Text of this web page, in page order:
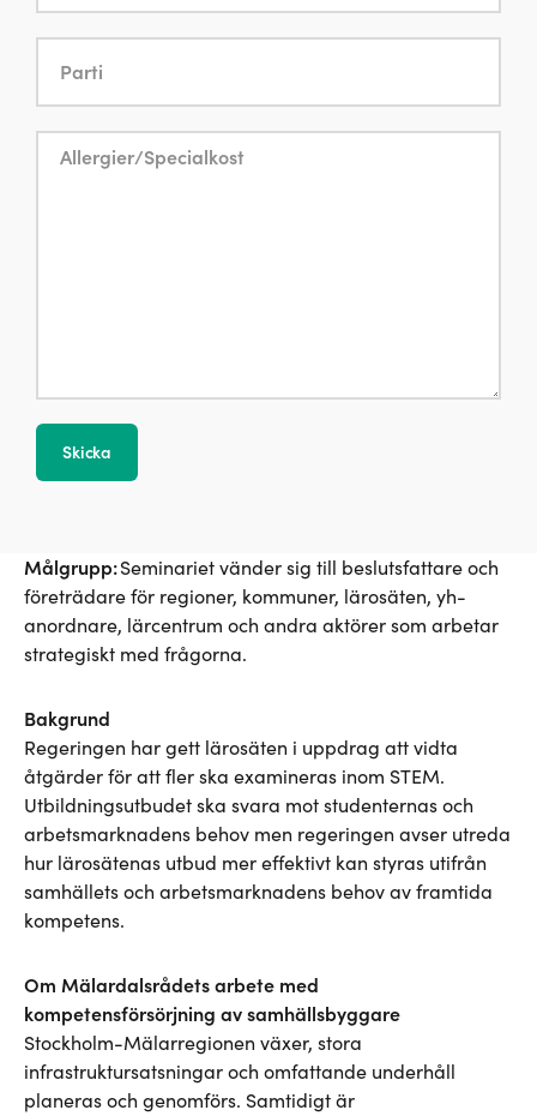
Målgrupp:Seminariet vänder sig till beslutsfattare och
företrädare för regioner, kommuner, lärosäten, yh-
anordnare, lärcentrum och andra aktörer som arbetar
strategiskt med frågorna.
Bakgrund
Regeringen har gett lärosäten i uppdrag att vidta
åtgärder för att fler ska examineras inom STEM.
Utbildningsutbudet ska svara mot studenternas och
arbetsmarknadens behov men regeringen avser utreda
hur lärosätenas utbud mer effektivt kan styras utifrån
samhällets och arbetsmarknadens behov av framtida
kompetens.
Om Mälardalsrådets arbete med
kompetensförsörjning av samhällsbyggare
Stockholm-Mälarregionen växer, stora
infrastruktursatsningar och omfattande underhåll
planeras och genomförs. Samtidigt är